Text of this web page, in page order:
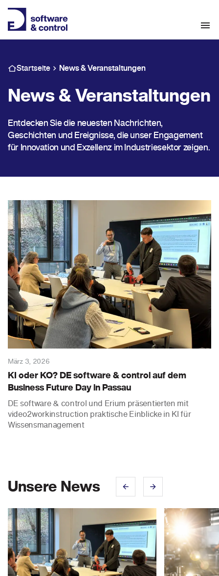
Startseite News & Veranstaltungen
News & Veranstaltungen
Entdecken Sie die neuesten Nachrichten,
Geschichten und Ereignisse, die unser Engagement
für Innovation und Exzellenz im Industriesektor zeigen.
März 3, 2026
KI oder KO? DE software & control auf dem
Business Future Day in Passau
DE software & control und Erium präsentierten mit
video2workinstruction praktische Einblicke in KI für
Wissensmanagement
Unsere News